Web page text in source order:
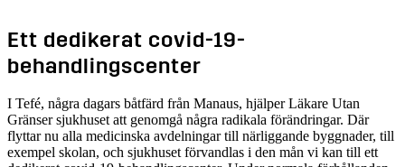
Ett dedikerat covid-19-
behandlingscenter
I Tefé, några dagars båtfärd från Manaus, hjälper Läkare Utan
Gränser sjukhuset att genomgå några radikala förändringar. Där
flyttar nu alla medicinska avdelningar till närliggande byggnader, till
exempel skolan, och sjukhuset förvandlas i den mån vi kan till ett